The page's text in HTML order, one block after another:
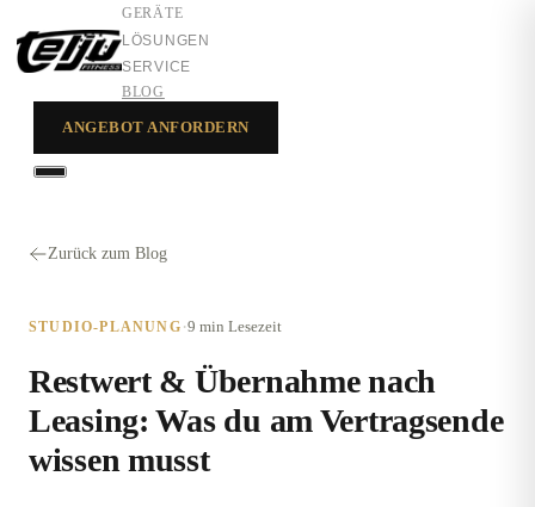
GERÄTE
LÖSUNGEN
SERVICE
BLOG
ANGEBOT ANFORDERN
Zurück zum Blog
STUDIO-PLANUNG ·9 min Lesezeit
Restwert & Übernahme nach
Leasing: Was du am Vertragsende
wissen musst